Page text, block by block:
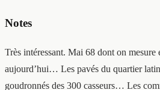
Notes
Très intéressant. Mai 68 dont on mesure
aujourd’hui… Les pavés du quartier
goudronnés des 300 casseurs… Les